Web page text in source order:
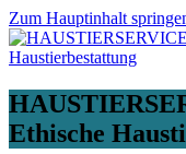
Zum Hauptinhalt
Ethische